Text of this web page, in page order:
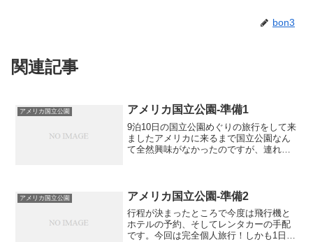
bon3
関連記事
アメリカ国立公園 アメリカ国立公園-準備1
9泊10日の国立公園めぐりの旅行をして来
ましたアメリカに来るまで国立公園なん
て全然興味がなかったのですが、連れが
も国立公園だったんだ...
アメリカ国立公園 アメリカ国立公園-準備2
行程が決まったところで今度は飛行機と
ホテルの予約、そしてレンタカーの手配
です。今回は完全個人旅行！しかも1日ご